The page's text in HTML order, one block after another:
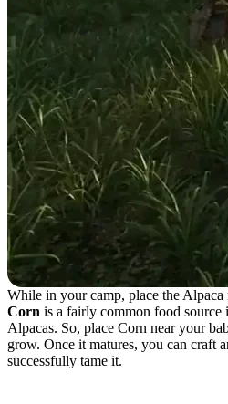
While in your camp, place the Alpaca
Corn is a fairly common food
Alpacas. So, place Corn near your
grow. Once it matures, you can craft
successfully tame it.